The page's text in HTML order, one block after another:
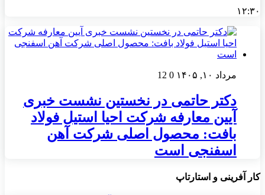
۱۲:۳۰
مرداد ۱۰, ۱۴۰۵ 0
12
دکتر حاتمی در نخستین نشست خبری
آیین معارفه شرکت احیا استیل فولاد
بافت: محصول اصلی شرکت آهن
اسفنجی است
کار آفرینی و استارتاپ